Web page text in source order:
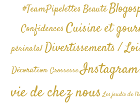
#TeamPipelettesBeauté
Confidences Cuisine et
périnatalDivertissements /
Décoration GrossesseInstagram
vie de chez nous Les jeudis de